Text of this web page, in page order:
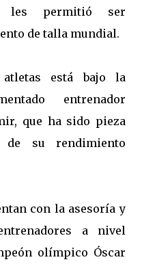
permitió ser
de talla mundial.
está bajo la
entrenador
que ha sido pieza
su rendimiento
con la asesoría y
a nivel
olímpico Óscar